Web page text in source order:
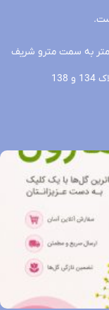
: تهران – طرشت – چهارراه تیموری 200 متر به سمت مترو شریف